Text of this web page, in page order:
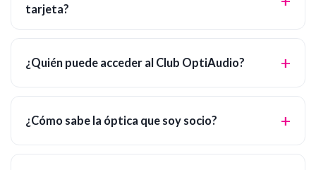
tarjeta?
¿Quién puede acceder al Club OptiAudio?
¿Cómo sabe la óptica que soy socio?